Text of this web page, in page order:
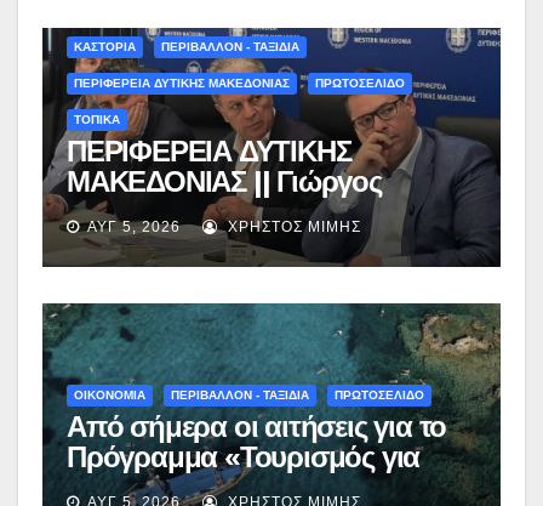
ΚΑΣΤΟΡΙΑ ΠΕΡΙΒΑΛΛΟΝ - ΤΑΞΙΔΙΑ
ΠΕΡΙΦΕΡΕΙΑ ΔΥΤΙΚΗΣ ΜΑΚΕΔΟΝΙΑΣ ΠΡΩΤΟΣΕΛΙΔΟ
ΤΟΠΙΚΑ
ΠΕΡΙΦΕΡΕΙΑ ΔΥΤΙΚΗΣ
ΜΑΚΕΔΟΝΙΑΣ || Γιώργος
Αμανατίδης για Φράγμα
Νεστορίου: «Η δέσμευσή μας
γίνεται πράξη με εξασφαλισμένη
χρηματοδότηση»
ΑΥΓ 5, 2026 ΧΡΉΣΤΟΣ ΜΊΜΗΣ
ΟΙΚΟΝΟΜΙΑ ΠΕΡΙΒΑΛΛΟΝ - ΤΑΞΙΔΙΑ ΠΡΩΤΟΣΕΛΙΔΟ
Από σήμερα οι αιτήσεις για το
Πρόγραμμα «Τουρισμός για
Όλους 2026-2027» – Πότε λήγει
ΑΥΓ 5, 2026 ΧΡΉΣΤΟΣ ΜΊΜΗΣ